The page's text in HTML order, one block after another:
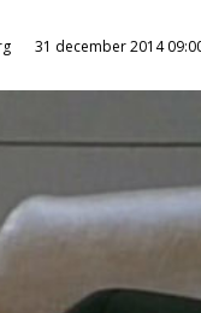
31 december 2014